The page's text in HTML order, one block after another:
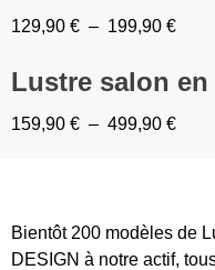
129,90 € – 199,90 €
Lustre salon
159,90 € – 499,90 €
Bientôt 200 modèles de
DESIGN à notre actif,